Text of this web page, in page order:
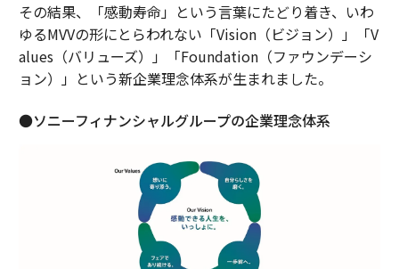
その結果、「感動寿命」という言葉にたどり着き、いわ
ゆるMVVの形にとらわれない「Vision（ビジョン）」「V
alues（バリューズ）」「Foundation（ファウンデーシ
ョン）」という新企業理念体系が生まれました。
●ソニーフィナンシャルグループの企業理念体系